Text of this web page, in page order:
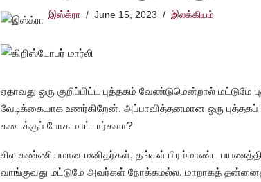
இஸ்க்ரா June 15, 2023 இலக்கியம்
ஏதாவது ஒரு குறிப்பிட்ட புத்தகம் வேண்டுமென்றால்
வேடிக்கையாக உணர்கிறேன். அப்பாவித்தனமான ஒரு
கடைக்குப் போக மாட்டார்களா?
சில கண்ணியமான மனிதர்கள், தங்கள் பிரம்மாண்ட பயணத்தின்
வாங்குவது மட்டுமே அவர்கள் நோக்கமல்ல. மாறாகத்